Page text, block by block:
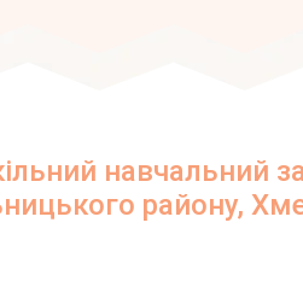
навчальний
району,